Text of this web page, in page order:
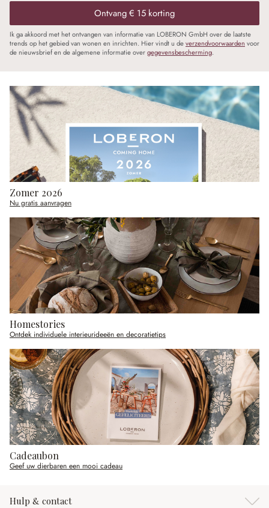
Ontvang € 15 korting
Ik ga akkoord met het ontvangen van informatie van LOBERON GmbH over de laatste
trends op het gebied van wonen en inrichten. Hier vindt u deverzendvoorwaarden voor
de nieuwsbrief en de algemene informatie overgegevensbescherming.
Zomer 2026
Nu gratis aanvragen
Homestories
Ontdek individuele interieurideeën en decoratietips
Cadeaubon
Geef uw dierbaren een mooi cadeau
Hulp & contact